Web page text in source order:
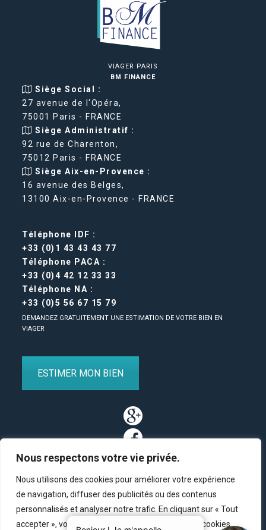
Nous respectons votre vie privée.
Nous utilisons des cookies pour améliorer votre expérience
de navigation, diffuser des publicités ou des contenus
personnalisés et analyser notre trafic. En cliquant sur « Tout
accepter », vous consentez à notre utilisation des cookies.
VIAGER PARIS
BM FINANCE
Siège Social :
27 avenue de l'Opéra,
75001 Paris - FRANCE
Siège Administratif :
92 rue de Charenton,
75012 Paris - FRANCE
Siège Aix-en-Provence :
16 avenue des Belges,
13100 Aix-en-Provence - FRANCE
Téléphone IDF :
+33 (0)1 43 43 43 77
Téléphone PACA :
+33 (0)4 42 12 33 33
Téléphone NA :
+33 (0)5 56 67 15 79
DEMANDEZ GRATUITEMENT UNE ESTIMATION DE VOTRE BIEN EN
VIAGER
ESTIMER MON BIEN
Partenaires Contact